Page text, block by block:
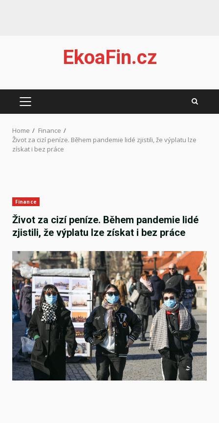
EkoaFin.cz
PRIMARY
Home
Finance
Život za cizí peníze. Během pandemie lidé zjistili, že výplatu lze
získat i bez práce
Finance
Život za cizí peníze. Během pandemie lidé
zjistili, že výplatu lze získat i bez práce